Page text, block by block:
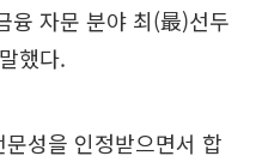
융 자문 분야 최(最)선두
했다.
성을 인정받으면서 합